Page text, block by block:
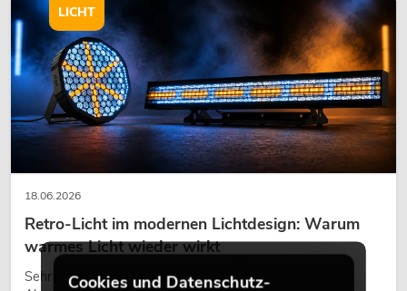
18.06.2026
Retro-Licht im modernen Lichtdesign: Warum
warmes Licht wieder wirkt
Sehr warmes Licht, sichtbare Leuchtflächen und farbige
LICHT
Cookies und Datenschutz-